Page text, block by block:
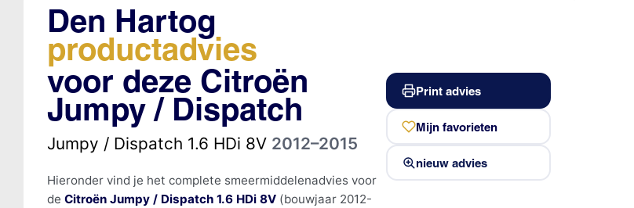
Den Hartog
productadvies
voor deze Citroën
Jumpy / Dispatch
Jumpy / Dispatch 1.6 HDi 8V 2012–2015
Hieronder vind je het complete smeermiddelenadvies voor
de Citroën Jumpy / Dispatch 1.6 HDi 8V(bouwjaar 2012-
Print advies
Mijn favorieten
nieuw advies